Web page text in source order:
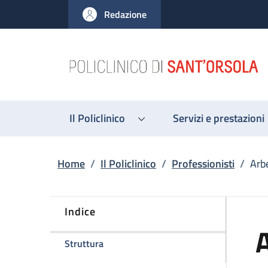
al contenuto principale
to footer content
Redazione
Il Policlinico Servizi e prestazioni
Briciole di pane
Home / Il Policlinico / Professionisti /
Indice
Strutturadella pagina Arber Golemi